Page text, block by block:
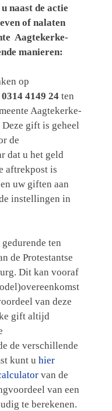
naast de actie
of nalaten
Aagtekerke-
manieren:
op
4149 24 ten
Aagtekerke-
gift is geheel
de
dat u het geld
aftrekpost is
uw giften aan
instellingen in
ten
de Protestantse
Dit kan vooraf
van deze
gift altijd
de verschillende
kunt u hier
van de
van een
te berekenen.